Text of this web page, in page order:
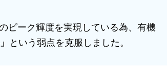
ピーク輝度を実現している為、有機
という弱点を克服しました。